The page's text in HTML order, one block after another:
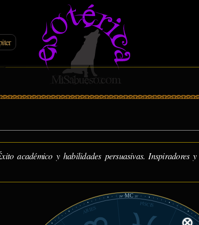
académico y habilidades persuasivas. Inspiradores y
24°MC 21'
ARIES
PISCIS